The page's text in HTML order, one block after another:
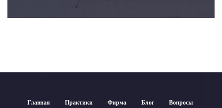
Главная Практики Фирма Блог
Вопросы